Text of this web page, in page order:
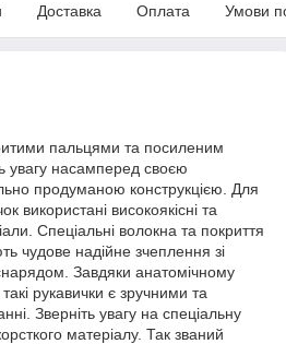
Доставка Оплата Умови
пальцями та посиленим
увагу насамперед своєю
продуманою конструкцією. Для
використані високоякісні та
Спеціальні волокна та покриття
чудове надійне зчеплення зі
Завдяки анатомічному
рукавички є зручними та
Зверніть увагу на спеціальну
матеріалу. Так званий